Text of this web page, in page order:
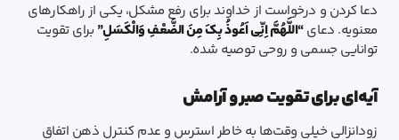
دعا کردن و درخواست از خداوند برای رفع مشکل، یکی از راهکارهای
معنویه. دعای“اللَّهُمَّ اِنِّی اَعُوذُ بِکَ مِنَ الضَّعْفِ وَالْکَسَلِ” برای تقویت
توانایی جسمی و روحی توصیه شده.
آیه‌ای برای تقویت صبر و آرامش
زودانزالی خیلی وقت‌ها به خاطر استرس و عدم کنترل ذهن اتفاق